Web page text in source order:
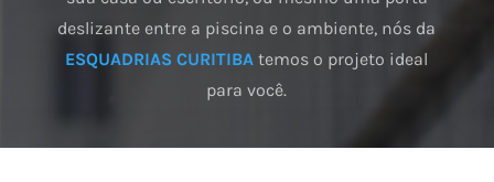
deslizante entre a piscina e o ambiente, nós da
ESQUADRIAS CURITIBA temos o projeto ideal
para você.